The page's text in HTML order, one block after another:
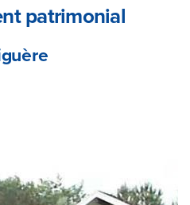
patrimonial